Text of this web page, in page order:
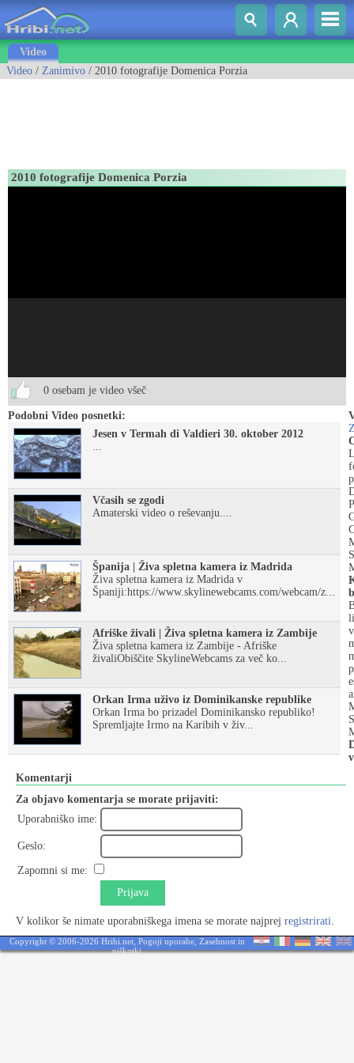
Video
Video / Zanimivo / 2010 fotografije Domenica Porzia
2010 fotografije Domenica Porzia
0 osebam je video všeč
Podobni Video posnetki:
Jesen v Termah di Valdieri 30. oktober 2012
...
Včasih se zgodi
Amaterski video o reševanju....
Španija | Živa spletna kamera iz Madrida
Živa spletna kamera iz Madrida v
Španiji:https://www.skylinewebcams.com/webcam/z...
Afriške živali | Živa spletna kamera iz Zambije
Živa spletna kamera iz Zambije - Afriške
živaliObiščite SkylineWebcams za več ko...
Orkan Irma uživo iz Dominikanske republike
Orkan Irma bo prizadel Dominikansko republiko!
Spremljajte Irmo na Karibih v živ...
Komentarji
Za objavo komentarja se morate prijaviti:
Uporabniško ime:
Geslo:
Zapomni si me:
Prijava
V kolikor še nimate uporabniškega imena se morate najprej registrirati.
Copyright © 2006-2026 Hribi.net, Pogoji uporabe, Zasebnost in
piškotki